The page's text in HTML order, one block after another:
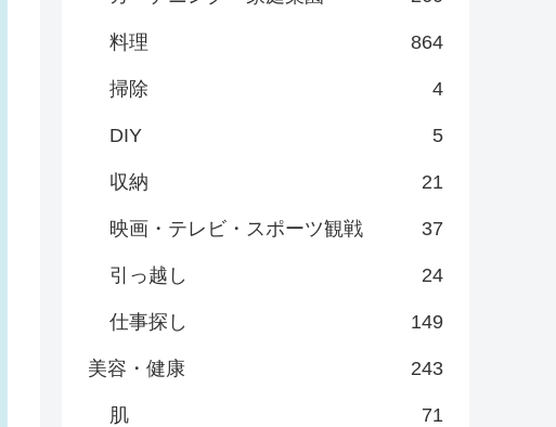
料理 864
掃除 4
DIY 5
収納 21
映画・テレビ・スポーツ観戦 37
引っ越し 24
仕事探し 149
美容・健康 243
肌 71